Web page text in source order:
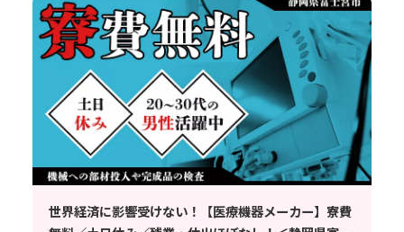
世界経済に影響受けない！【医療機器メーカー】寮費